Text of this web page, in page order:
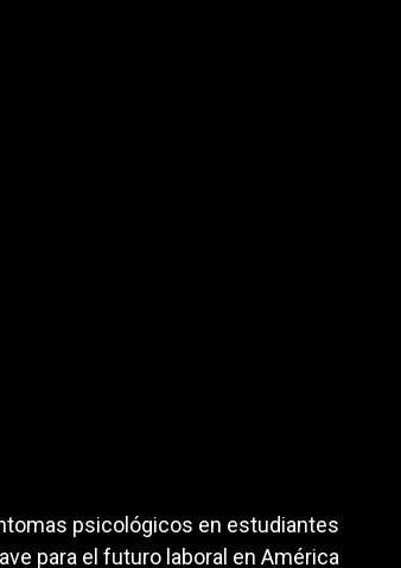
psicológicos en estudiantes
para el futuro laboral en América